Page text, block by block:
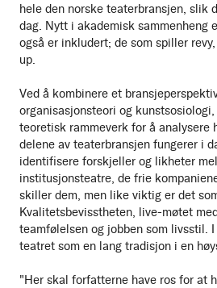
hele den norske teaterbransjen, slik
dag. Nytt i akademisk sammenheng
også er inkludert; de som spiller
up.
Ved å kombinere et
organisasjonsteori og
teoretisk rammeverk for å analysere
delene av teaterbransjen fungerer i
identifisere forskjeller og likheter
institusjonsteatre, de frie
skiller dem, men like viktig er det
Kvalitetsbevisstheten, live-møtet
teamfølelsen og jobben som livsstil.
teatret som en lang tradisjon i en
"Her skal forfatterne have ros for at